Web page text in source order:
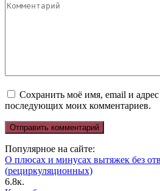
Сохранить моё имя, email и адрес
последующих моих комментариев.
Популярное на сайте:
О плюсах и минусах вытяжек без
(рециркуляционных)
6.8к.